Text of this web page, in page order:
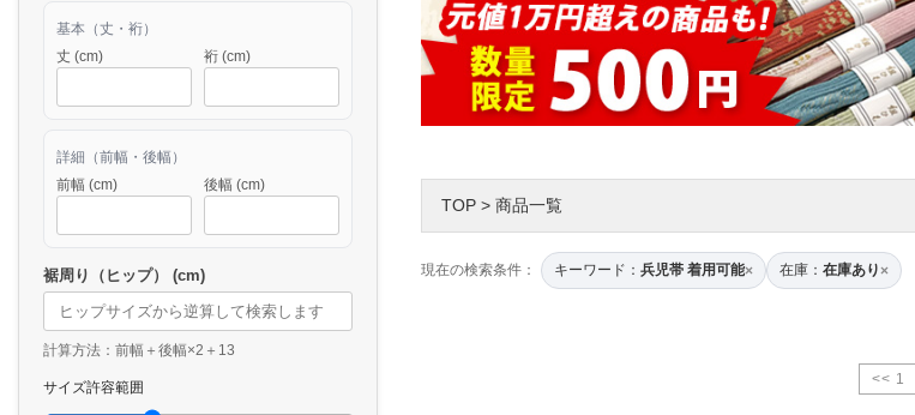
基本（丈・裄）
丈 (cm)
裄 (cm)
詳細（前幅・後幅）
前幅 (cm)
後幅 (cm)
裾周り（ヒップ） (cm)
計算方法：前幅＋後幅×2＋13
サイズ許容範囲
TOP > 商品一覧
現在の検索条件： キーワード： 兵児帯 着用可能× 在庫： 在庫あり×
<< 1